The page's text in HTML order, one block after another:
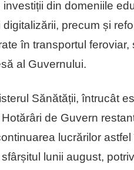
din domeniile
precum și
în transportul
al Guvernului.
Sănătății, întrucât
de Guvern
lucrărilor
lunii august,